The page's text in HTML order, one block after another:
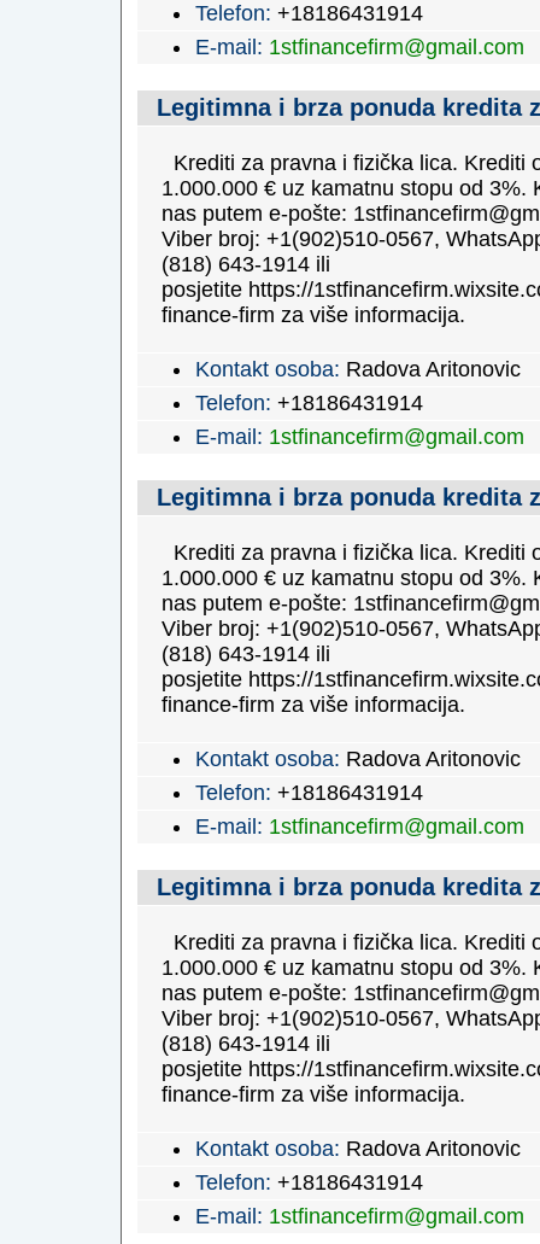
Telefon: +18186431914
E-mail: 1stfinancefirm@gmail.com
Legitimna i brza ponuda kredita
Krediti za pravna i fizička lica. Krediti
1.000.000 € uz kamatnu stopu od 3%.
nas putem e-pošte:
Viber broj: +1(902)510-0567,
(818) 643-1914 ili
posjetite https://
finance-firm za više informacija.
Kontakt osoba: Radova Aritonovic
Telefon: +18186431914
E-mail: 1stfinancefirm@gmail.com
Legitimna i brza ponuda kredita
Krediti za pravna i fizička lica. Krediti
1.000.000 € uz kamatnu stopu od 3%.
nas putem e-pošte:
Viber broj: +1(902)510-0567,
(818) 643-1914 ili
posjetite https://
finance-firm za više informacija.
Kontakt osoba: Radova Aritonovic
Telefon: +18186431914
E-mail: 1stfinancefirm@gmail.com
Legitimna i brza ponuda kredita
Krediti za pravna i fizička lica. Krediti
1.000.000 € uz kamatnu stopu od 3%.
nas putem e-pošte:
Viber broj: +1(902)510-0567,
(818) 643-1914 ili
posjetite https://
finance-firm za više informacija.
Kontakt osoba: Radova Aritonovic
Telefon: +18186431914
E-mail: 1stfinancefirm@gmail.com